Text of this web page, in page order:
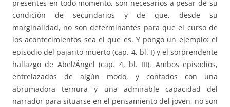
presentes en todo momento, son necesarios a pesar de su
condición de secundarios y de que, desde su
marginalidad, no son determinantes para que el curso de
los acontecimientos sea el que es. Y pongo un ejemplo: el
episodio del pajarito muerto (cap. 4, bl. I) y el sorprendente
hallazgo de Abel/Ángel (cap. 4, bl. III). Ambos episodios,
entrelazados de algún modo, y contados con una
abrumadora ternura y una admirable capacidad del
narrador para situarse en el pensamiento del joven, no son